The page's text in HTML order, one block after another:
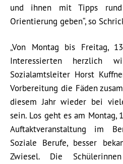
und ihnen mit Tipps
Orientierung geben“, so
„Von Montag bis Freitag,
Interessierten herzlich
Sozialamtsleiter Horst
Vorbereitung die Fäden
diesem Jahr wieder bei
sein. Los geht es am Montag,
Auftaktveranstaltung im
Soziale Berufe, besser
Zwiesel. Die